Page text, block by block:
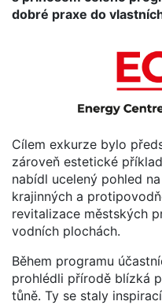
dobré praxe do
Cílem exkurze bylo
zároveň estetické
nabídl ucelený pohled
krajinných a
revitalizace městských
vodních plochách.
Během programu
prohlédli přírodě blízká
tůně. Ty se staly